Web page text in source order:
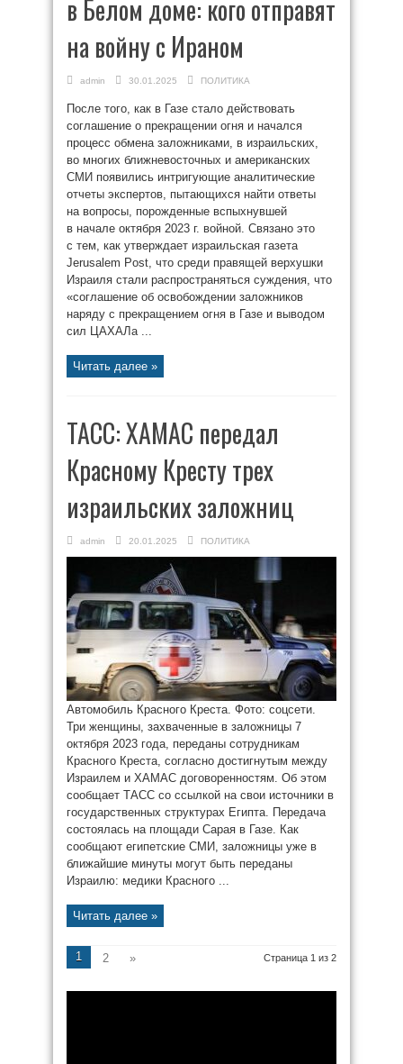
в Белом доме: кого отправят
на войну с Ираном
admin 30.01.2025 ПОЛИТИКА
После того, как в Газе стало действовать
соглашение о прекращении огня и начался
процесс обмена заложниками, в израильских,
во многих ближневосточных и американских
СМИ появились интригующие аналитические
отчеты экспертов, пытающихся найти ответы
на вопросы, порожденные вспыхнувшей
в начале октября 2023 г. войной. Связано это
с тем, как утверждает израильская газета
Jerusalem Post, что среди правящей верхушки
Израиля стали распространяться суждения, что
«соглашение об освобождении заложников
наряду с прекращением огня в Газе и выводом
сил ЦАХАЛа ...
Читать далее »
ТАСС: ХАМАС передал
Красному Кресту трех
израильских заложниц
admin 20.01.2025 ПОЛИТИКА
Автомобиль Красного Креста. Фото: соцсети.
Три женщины, захваченные в заложницы 7
октября 2023 года, переданы сотрудникам
Красного Креста, согласно достигнутым между
Израилем и ХАМАС договоренностям. Об этом
сообщает ТАСС со ссылкой на свои источники в
государственных структурах Египта. Передача
состоялась на площади Сарая в Газе. Как
сообщают египетские СМИ, заложницы уже в
ближайшие минуты могут быть переданы
Израилю: медики Красного ...
Читать далее »
Страница 1 из 2
1 2 »